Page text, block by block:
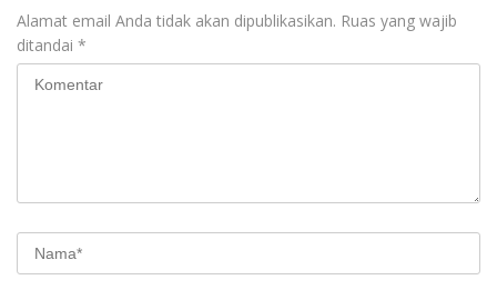
Alamat email Anda tidak akan dipublikasikan. Ruas yang wajib
ditandai *